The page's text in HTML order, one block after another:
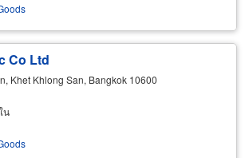
Co Ltd
Khet Khlong San, Bangkok 10600
น